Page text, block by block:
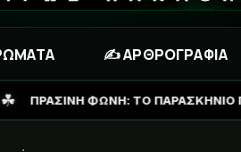
✍️ ΑΡΘΡΟΓΡΑΦΙΑ
ΠΑΡΑΣΚΗΝΙΟ ΓΙΑ ΛΙΒΑΪ ΓΚΑΡΣΙΑ